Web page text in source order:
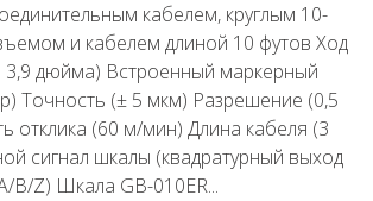
кабелем, круглым 10-
и кабелем длиной 10 футов Ход
3,9 дюйма) Встроенный маркерный
Точность (± 5 мкм) Разрешение (0,5
отклика (60 м/мин) Длина кабеля (3
сигнал шкалы (квадратурный выход
B/Z) Шкала GB-010ER...